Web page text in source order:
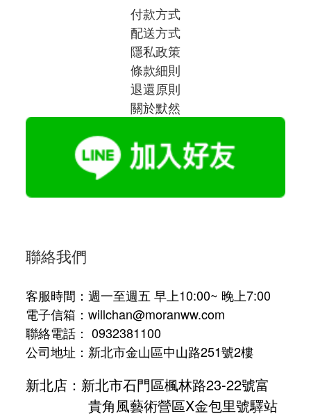
付款方式
配送方式
隱私政策
條款細則
退還原則
關於默然
聯絡我們
客服時間：週一至週五 早上10:00~ 晚上7:00
電子信箱：willchan@moranww.com
聯絡電話： 0932381100
公司地址：新北市金山區中山路251號2樓
新北店：新北市石門區楓林路23-22號富
貴角風藝術營區X金包里號驛站